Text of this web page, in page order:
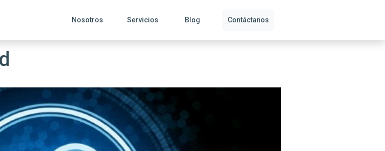
Nosotros Servicios Blog Contáctanos